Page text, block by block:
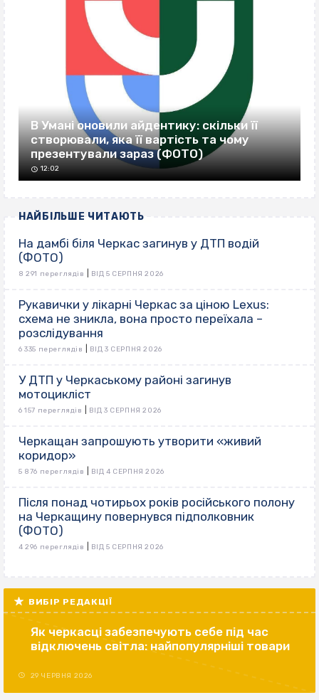
В Умані оновили айдентику: скільки її
створювали, яка її вартість та чому
презентували зараз (ФОТО)
12:02
НАЙБІЛЬШЕ ЧИТАЮТЬ
На дамбі біля Черкас загинув у ДТП водій
(ФОТО)
8 291 переглядів ВІД 5 СЕРПНЯ 2026
Рукавички у лікарні Черкас за ціною Lexus:
схема не зникла, вона просто переїхала –
розслідування
6 335 переглядів ВІД 3 СЕРПНЯ 2026
У ДТП у Черкаському районі загинув
мотоцикліст
6 157 переглядів ВІД 3 СЕРПНЯ 2026
Черкащан запрошують утворити «живий
коридор»
5 876 переглядів ВІД 4 СЕРПНЯ 2026
Після понад чотирьох років російського полону
на Черкащину повернувся підполковник
(ФОТО)
4 296 переглядів ВІД 5 СЕРПНЯ 2026
ВИБІР РЕДАКЦІЇ
Як черкасці забезпечують себе під час
відключень світла: найпопулярніші товари
29 ЧЕРВНЯ 2026